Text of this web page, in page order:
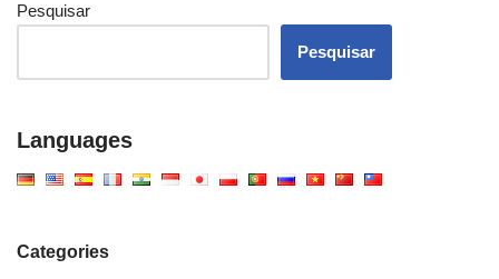
Pesquisar
Pesquisar
Languages
Categories